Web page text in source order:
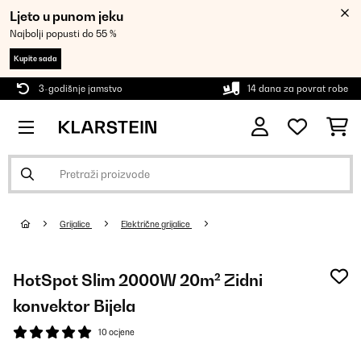
Ljeto u punom jeku
Najbolji popusti do 55 %
Kupite sada
3-godišnje jamstvo 14 dana za povrat robe
Grijalice Električne grijalice
HotSpot Slim 2000W 20m² Zidni
konvektor Bijela
10 ocjene